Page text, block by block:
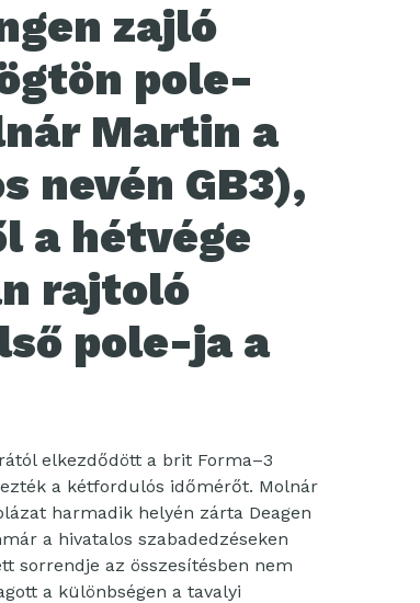
zajló
pole-
Martin a
nevén GB3),
a hétvége
rajtoló
pole-ja a
elkezdődött a brit Forma–3
a kétfordulós időmérőt. Molnár
harmadik helyén zárta Deagen
a hivatalos szabadedzéseken
sorrendje az összesítésben nem
a különbségen a tavalyi